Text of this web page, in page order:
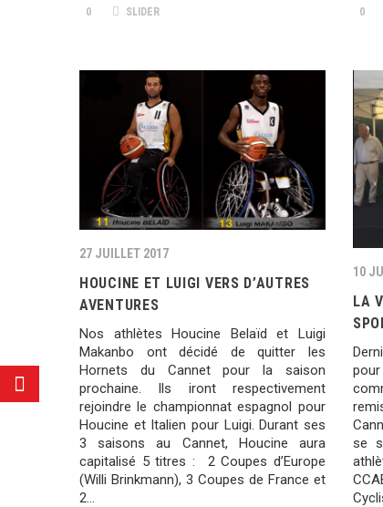
0 SLIDER 0
27 JUILLET 2017
HOUCINE ET LUIGI VERS D’AUTRES
AVENTURES
Nos athlètes Houcine Belaïd et Luigi
Makanbo ont décidé de quitter les
Hornets du Cannet pour la saison
prochaine. Ils iront respectivement
rejoindre le championnat espagnol pour
Houcine et Italien pour Luigi. Durant ses
3 saisons au Cannet, Houcine aura
capitalisé 5 titres : 2 Coupes d’Europe
(Willi Brinkmann), 3 Coupes de France et
2…
10
LA
se